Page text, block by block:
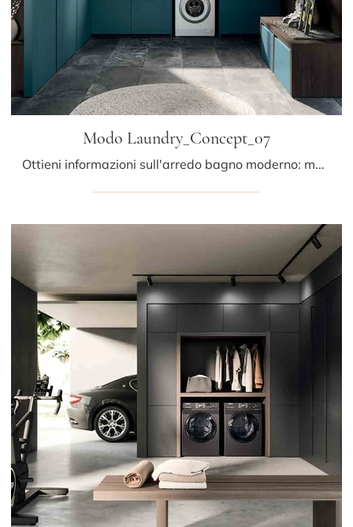
Modo Laundry_Concept_07
Ottieni informazioni sull'arredo bagno moderno: mobili bagno per lavanderia in laccato opaco come il modello Modo Laundry_Concept_07 di Altamarea ti ...